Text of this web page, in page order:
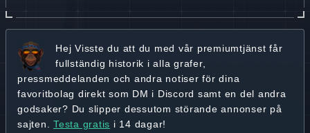
Hej Visste du att du med vår premiumtjänst får
fullständig historik i alla grafer,
pressmeddelanden och andra notiser för dina
favoritbolag direkt som DM i Discord samt en del andra
godsaker? Du slipper dessutom störande annonser på
sajten. Testa gratis i 14 dagar!